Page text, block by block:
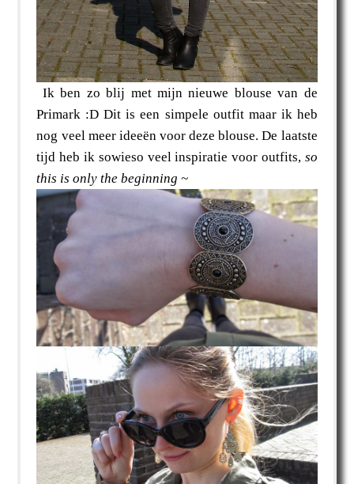
Ik ben zo blij met mijn nieuwe blouse van de
Primark :D Dit is een simpele outfit maar ik heb
nog veel meer ideeën voor deze blouse. De laatste
tijd heb ik sowieso veel inspiratie voor outfits, so
this is only the beginning ~